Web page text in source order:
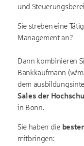
und
Sie streben eine
Management an?
Dann kombinieren
Bankkaufmann (w/
dem
Sales der
in Bonn.
Sie haben die
mitbringen: